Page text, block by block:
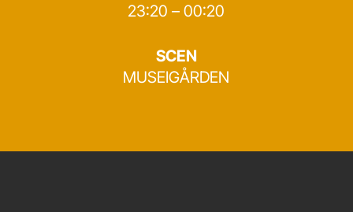
23:20 – 00:20
SCEN
MUSEIGÅRDEN